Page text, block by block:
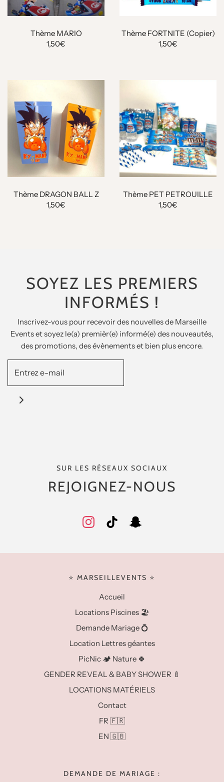
Thème MARIO
1,50€
Thème FORTNITE (Copier)
1,50€
Thème DRAGON BALL Z
1,50€
Thème PET PETROUILLE
1,50€
SOYEZ LES PREMIERS
INFORMÉS !
Inscrivez-vous pour recevoir des nouvelles de Marseille
Events et soyez le(a) premièr(e) informé(e) des nouveautés,
des promotions, des évènements et bien plus encore.
SUR LES RÉSEAUX SOCIAUX
REJOIGNEZ-NOUS
⭐️ MARSEILLEVENTS ⭐️
Accueil
Locations Piscines 🏖️
Demande Mariage 💍
Location Lettres géantes
PicNic 🏕️ Nature 🍀
GENDER REVEAL & BABY SHOWER 🍼
LOCATIONS MATÉRIELS
Contact
FR 🇫🇷
EN 🇬🇧
DEMANDE DE MARIAGE :